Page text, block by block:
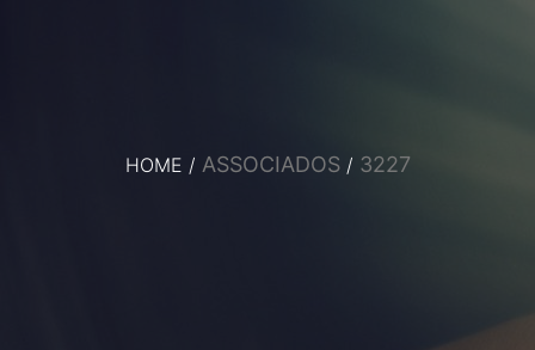
HOME / ASSOCIADOS / 3227